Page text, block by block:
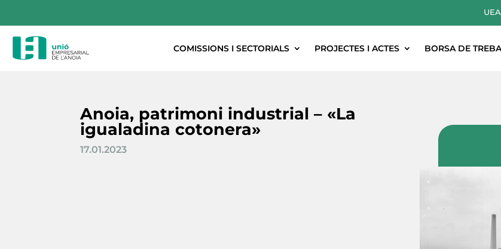
UEA
COMISSIONS I SECTORIALS PROJECTES I ACTES BORSA DE
Anoia, patrimoni industrial – «La
igualadina cotonera»
17.01.2023